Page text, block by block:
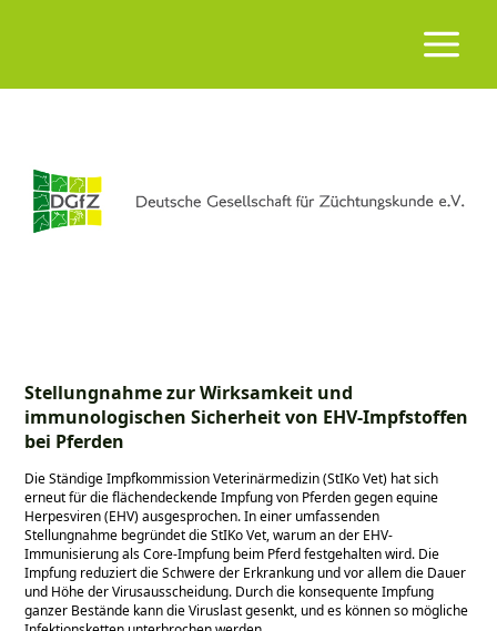
Stellungnahme zur Wirksamkeit und
immunologischen Sicherheit von EHV-Impfstoffen
bei Pferden
Die Ständige Impfkommission Veterinärmedizin (StIKo Vet) hat sich
erneut für die flächendeckende Impfung von Pferden gegen equine
Herpesviren (EHV) ausgesprochen. In einer umfassenden
Stellungnahme begründet die StIKo Vet, warum an der EHV-
Immunisierung als Core-Impfung beim Pferd festgehalten wird. Die
Impfung reduziert die Schwere der Erkrankung und vor allem die Dauer
und Höhe der Virusausscheidung. Durch die konsequente Impfung
ganzer Bestände kann die Viruslast gesenkt, und es können so mögliche